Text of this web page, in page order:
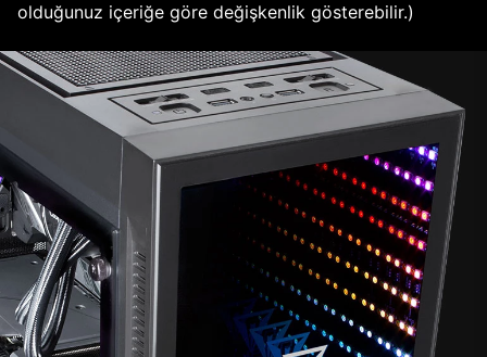
olduğunuz içeriğe göre değişkenlik gösterebilir.)